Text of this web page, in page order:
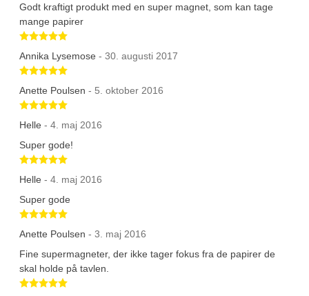
Godt kraftigt produkt med en super magnet, som kan tage
mange papirer
Betygsatt 5 av 5 stjärnor
Annika Lysemose - 30. augusti 2017
Betygsatt 5 av 5 stjärnor
Anette Poulsen - 5. oktober 2016
Betygsatt 5 av 5 stjärnor
Helle - 4. maj 2016
Super gode!
Betygsatt 5 av 5 stjärnor
Helle - 4. maj 2016
Super gode
Betygsatt 5 av 5 stjärnor
Anette Poulsen - 3. maj 2016
Fine supermagneter, der ikke tager fokus fra de papirer de
skal holde på tavlen.
Betygsatt 5 av 5 stjärnor